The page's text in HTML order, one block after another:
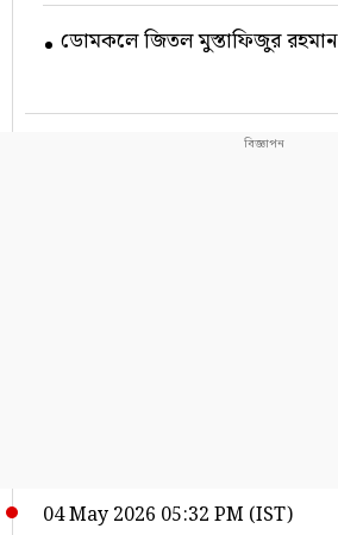
ডোমকলে জিতল মুস্তাফিজুর রহমান
04 May 2026 05:32 PM (IST)